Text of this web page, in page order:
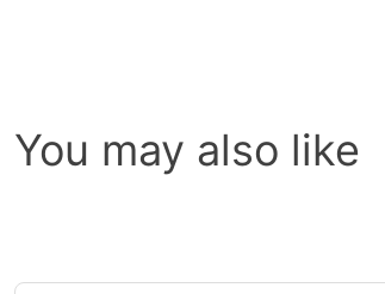
You may also like